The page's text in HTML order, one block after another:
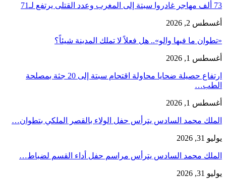
73 ألف مهاجر غادروا سبتة إلى المغرب وعدد القتلى يرتفع لـ71
أغسطس 2, 2026
«تطوان ما فيها والو».. هل فعلاً لا تملك المدينة شيئاً؟
أغسطس 1, 2026
ارتفاع حصيلة ضحايا محاولة اقتحام سبتة إلى 20 جثة بمصلحة
الطب…
أغسطس 1, 2026
الملك محمد السادس يترأس حفل الولاء بالقصر الملكي بتطوان…
يوليو 31, 2026
الملك محمد السادس يترأس مراسم حفل أداء القسم لضباط…
يوليو 31, 2026